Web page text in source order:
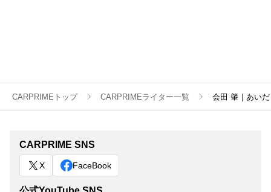
CARPRIMEトップ CARPRIMEライター一覧 会田 肇｜あい
CARPRIME SNS
X FaceBook